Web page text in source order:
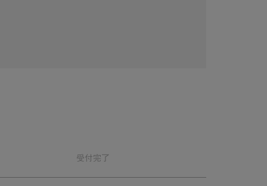
受付完了